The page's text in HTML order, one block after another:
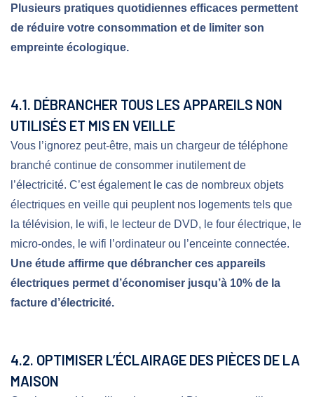
Plusieurs pratiques quotidiennes efficaces permettent
de réduire votre consommation et de limiter son
empreinte écologique.
4.1. DÉBRANCHER TOUS LES APPAREILS NON
UTILISÉS ET MIS EN VEILLE
Vous l’ignorez peut-être, mais un chargeur de téléphone
branché continue de consommer inutilement de
l’électricité. C’est également le cas de nombreux objets
électriques en veille qui peuplent nos logements tels que
la télévision, le wifi, le lecteur de DVD, le four électrique, le
micro-ondes, le wifi l’ordinateur ou l’enceinte connectée.
Une étude affirme que débrancher ces appareils
électriques permet d’économiser jusqu’à 10% de la
facture d’électricité.
4.2. OPTIMISER L’ÉCLAIRAGE DES PIÈCES DE LA
MAISON